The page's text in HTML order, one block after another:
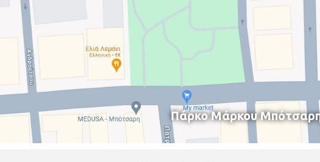
Πάρκο Μάρκου